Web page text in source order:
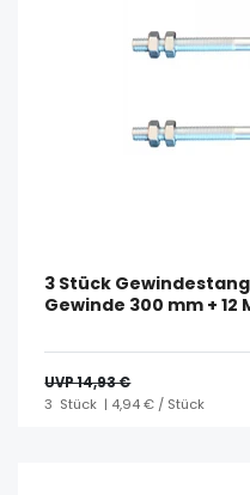
3 Stück
Gewinde 300 mm + 12
UVP 14,93 €
3 Stück | 4,94 € / Stück